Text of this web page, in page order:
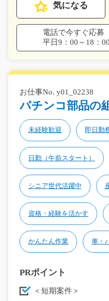
気になる
電話で今すぐ応募
平日9：00～18：00
お仕事No. y01_02238
パチンコ部品の
未経験歓迎 即日勤
日勤（午前スタート）
シニア世代活躍中
資格・経験を活かす
かんたん作業 車・
PRポイント
＜短期案件＞